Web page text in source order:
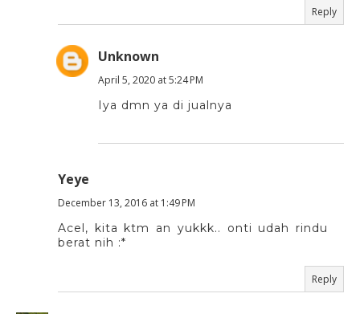
Reply
Unknown
April 5, 2020 at 5:24 PM
Iya dmn ya di jualnya
Yeye
December 13, 2016 at 1:49 PM
Acel, kita ktm an yukkk.. onti udah rindu
berat nih :*
Reply